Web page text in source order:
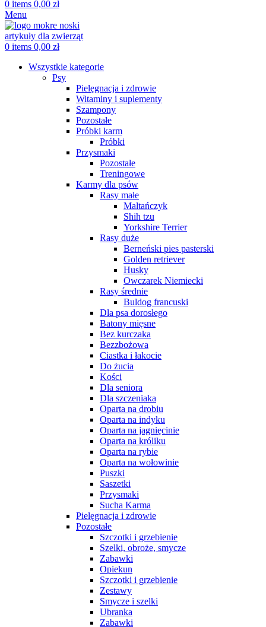
0 items 0,00 zł
Menu
0 items 0,00 zł
Wszystkie kategorie
Psy
Pielęgnacja i zdrowie
Witaminy i suplementy
Szampony
Pozostałe
Próbki karm
Próbki
Przysmaki
Pozostałe
Treningowe
Karmy dla psów
Rasy małe
Maltańczyk
Shih tzu
Yorkshire Terrier
Rasy duże
Berneński pies pasterski
Golden retriever
Husky
Owczarek Niemiecki
Rasy średnie
Buldog francuski
Dla psa dorosłego
Batony mięsne
Bez kurczaka
Bezzbożowa
Ciastka i łakocie
Do żucia
Kości
Dla seniora
Dla szczeniaka
Oparta na drobiu
Oparta na indyku
Oparta na jagnięcinie
Oparta na króliku
Oparta na rybie
Oparta na wołowinie
Puszki
Saszetki
Przysmaki
Sucha Karma
Pielęgnacja i zdrowie
Pozostałe
Szczotki i grzebienie
Szelki, obroże, smycze
Zabawki
Opiekun
Szczotki i grzebienie
Zestawy
Smycze i szelki
Ubranka
Zabawki